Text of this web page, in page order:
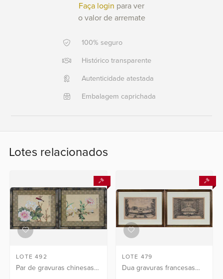
Moeda:
+55
21
0791
6400
conosco
Faça login para ver
o valor de arremate
100% seguro
Histórico transparente
Autenticidade atestada
Embalagem caprichada
Lotes relacionados
LOTE 492
Par de gravuras chinesas ,
LOTE 479
Dua gravuras francesas